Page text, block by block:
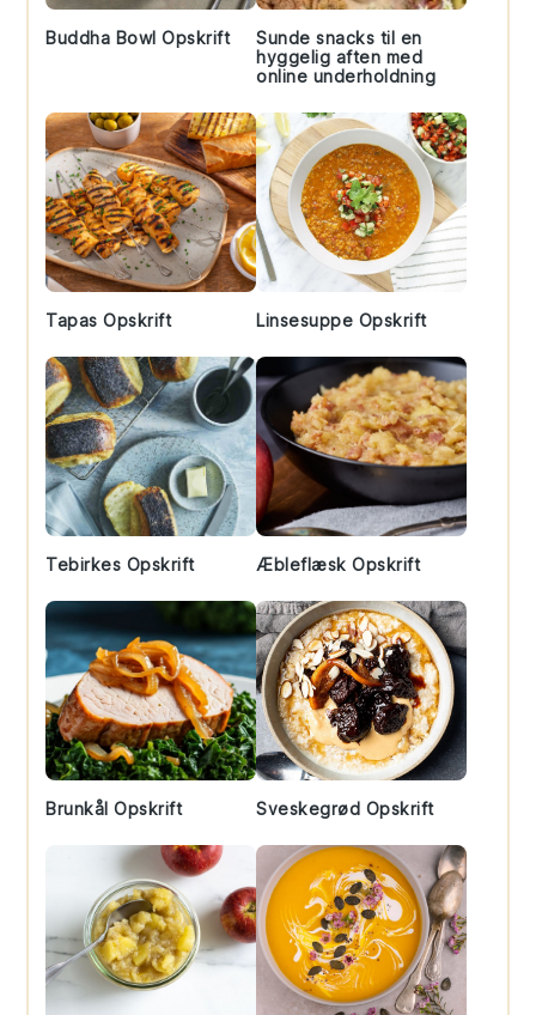
Buddha Bowl Opskrift
Sunde snacks til en
hyggelig aften med
online underholdning
Tapas Opskrift Linsesuppe Opskrift
Tebirkes Opskrift Æbleflæsk Opskrift
Brunkål Opskrift Sveskegrød Opskrift